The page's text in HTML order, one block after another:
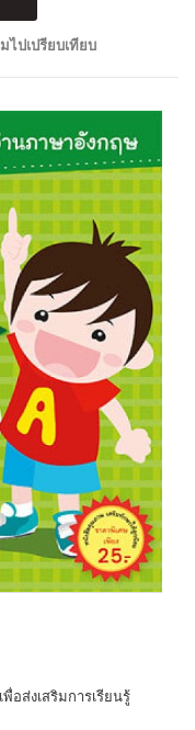
ไปเปรียบเทียบ
ส่งเสริมการเรียนรู้